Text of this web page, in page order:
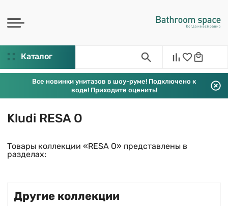
Каталог
Все новинки унитазов в шоу-руме! Подключено к
воде! Приходите оценить!
Kludi RESA O
Товары коллекции «RESA O» представлены в
разделах:
Другие коллекции